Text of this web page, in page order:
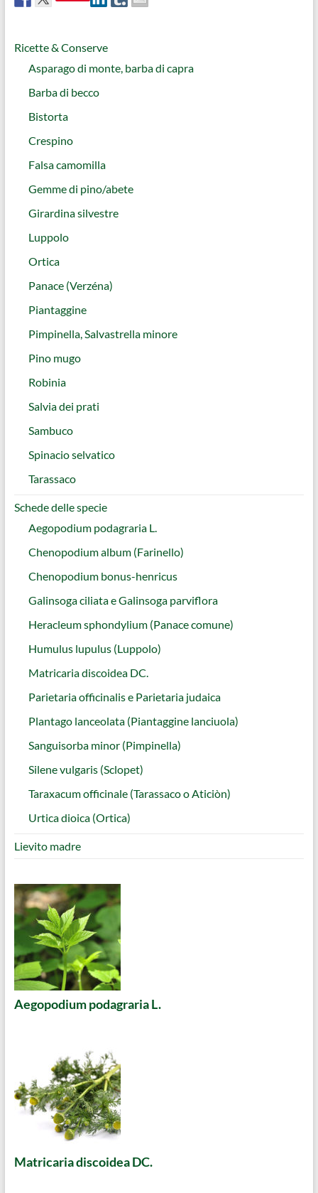
Ricette & Conserve
Asparago di monte, barba di capra
Barba di becco
Bistorta
Crespino
Falsa camomilla
Gemme di pino/abete
Girardina silvestre
Luppolo
Ortica
Panace (Verzéna)
Piantaggine
Pimpinella, Salvastrella minore
Pino mugo
Robinia
Salvia dei prati
Sambuco
Spinacio selvatico
Tarassaco
Schede delle specie
Aegopodium podagraria L.
Chenopodium album (Farinello)
Chenopodium bonus-henricus
Galinsoga ciliata e Galinsoga parviflora
Heracleum sphondylium (Panace comune)
Humulus lupulus (Luppolo)
Matricaria discoidea DC.
Parietaria officinalis e Parietaria judaica
Plantago lanceolata (Piantaggine lanciuola)
Sanguisorba minor (Pimpinella)
Silene vulgaris (Sclopet)
Taraxacum officinale (Tarassaco o Aticiòn)
Urtica dioica (Ortica)
Lievito madre
Aegopodium podagraria L.
Matricaria discoidea DC.